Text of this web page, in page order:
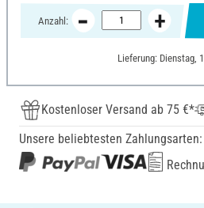
Anzahl:
Lieferung: Dienstag,
Kostenloser Versand ab 75 €*
Unsere beliebtesten Zahlungsarten: